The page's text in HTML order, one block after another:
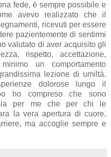
fede, è sempre possibile e
avevo realizzato che il
ricevuti per essere
pazientemente di sentirmi
valutato di aver acquisito gli
rispetto, accettazione,
un comportamento
lezione di umiltà.
dolorose lungo il
ho compreso che sono
sia per me che per chi le
la vera apertura di cuore,
ma accoglie sempre e